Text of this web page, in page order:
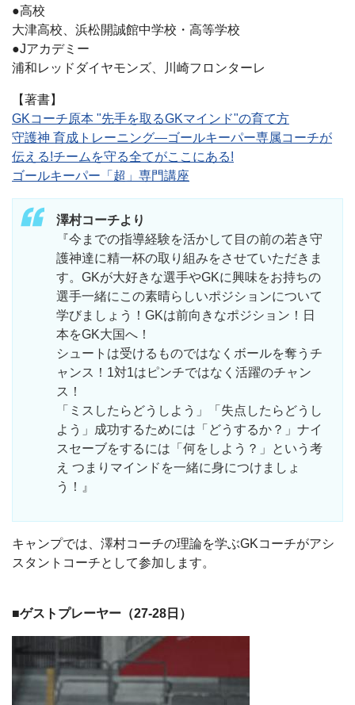
●高校
大津高校、浜松開誠館中学校・高等学校
●Jアカデミー
浦和レッドダイヤモンズ、川崎フロンターレ
【著書】
GKコーチ原本 "先手を取るGKマインド"の育て方
守護神 育成トレーニング―ゴールキーパー専属コーチが
伝える!チームを守る全てがここにある!
ゴールキーパー「超」専門講座
澤村コーチより
『今までの指導経験を活かして目の前の若き守
護神達に精一杯の取り組みをさせていただきま
す。GKが大好きな選手やGKに興味をお持ちの
選手一緒にこの素晴らしいポジションについて
学びましょう！GKは前向きなポジション！日
本をGK大国へ！
シュートは受けるものではなくボールを奪うチ
ャンス！1対1はピンチではなく活躍のチャン
ス！
「ミスしたらどうしよう」「失点したらどうし
よう」成功するためには「どうするか？」ナイ
スセーブをするには「何をしよう？」という考
え つまりマインドを一緒に身につけましょ
う！』
キャンプでは、澤村コーチの理論を学ぶGKコーチがアシ
スタントコーチとして参加します。
■ゲストプレーヤー（27-28日）